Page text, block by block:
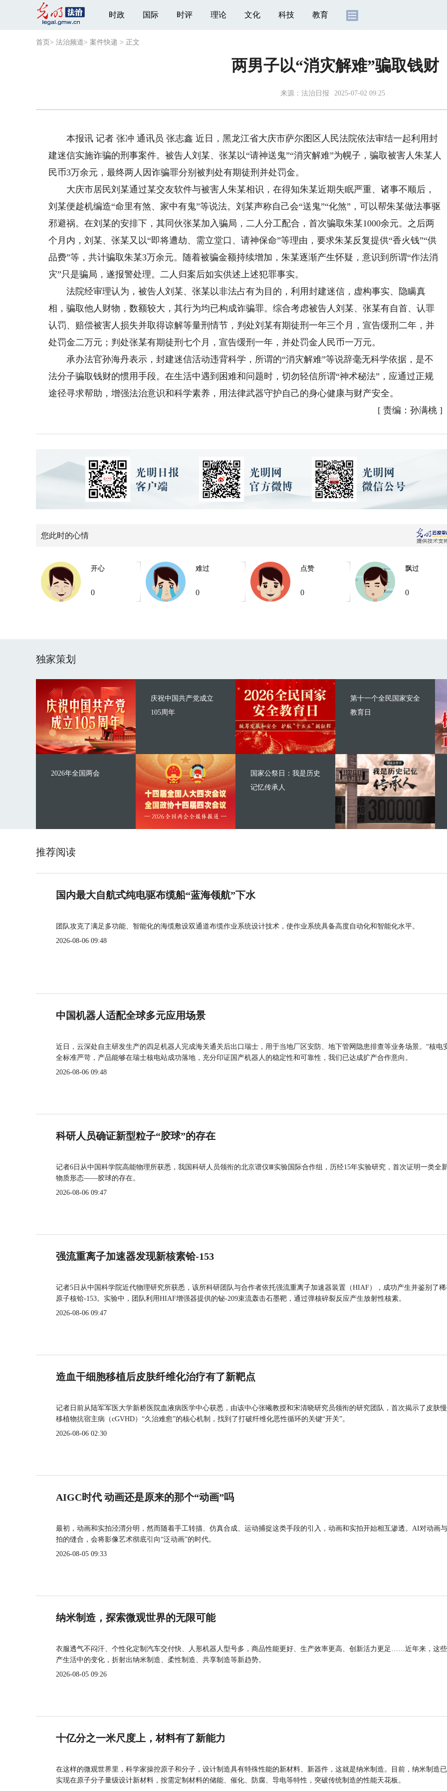
时政 国际 时评 理论 文化 科技 教育
首页 > 法治频道> 案件快递 > 正文
两男子以“消灾解难”骗取钱财
来源： 法治日报 2025-07-02 09:25
本报讯 记者 张冲 通讯员 张志鑫 近日，黑龙江省大庆市萨尔图区人民法院依法审结一起利用封
建迷信实施诈骗的刑事案件。被告人刘某、张某以“请神送鬼”“消灾解难”为幌子，骗取被害人朱某人
民币3万余元，最终两人因诈骗罪分别被判处有期徒刑并处罚金。
大庆市居民刘某通过某交友软件与被害人朱某相识，在得知朱某近期失眠严重、诸事不顺后，
刘某便趁机编造“命里有煞、家中有鬼”等说法。刘某声称自己会“送鬼”“化煞”，可以帮朱某做法事驱
邪避祸。在刘某的安排下，其同伙张某加入骗局，二人分工配合，首次骗取朱某1000余元。之后两
个月内，刘某、张某又以“即将遭劫、需立堂口、请神保命”等理由，要求朱某反复提供“香火钱”“供
品费”等，共计骗取朱某3万余元。随着被骗金额持续增加，朱某逐渐产生怀疑，意识到所谓“作法消
灾”只是骗局，遂报警处理。二人归案后如实供述上述犯罪事实。
法院经审理认为，被告人刘某、张某以非法占有为目的，利用封建迷信，虚构事实、隐瞒真
相，骗取他人财物，数额较大，其行为均已构成诈骗罪。综合考虑被告人刘某、张某有自首、认罪
认罚、赔偿被害人损失并取得谅解等量刑情节，判处刘某有期徒刑一年三个月，宣告缓刑二年，并
处罚金二万元；判处张某有期徒刑七个月，宣告缓刑一年，并处罚金人民币一万元。
承办法官孙海丹表示，封建迷信活动违背科学，所谓的“消灾解难”等说辞毫无科学依据，是不
法分子骗取钱财的惯用手段。在生活中遇到困难和问题时，切勿轻信所谓“神术秘法”，应通过正规
途径寻求帮助，增强法治意识和科学素养，用法律武器守护自己的身心健康与财产安全。
[ 责编：孙满桃]
您此时的心情
开心
0
难过
0
点赞
0
飘过
0
独家策划
庆祝中国共产党成立
105周年
2026年全国两会
第十一个全民国家安全
教育日
国家公祭日：我是历史
记忆传承人
推荐阅读
国内最大自航式纯电驱布缆船“蓝海领航”下水
团队攻克了满足多功能、智能化的海缆敷设双通道布缆作业系统设计技术，使作业系统具备高度自动化和智能化水平。
2026-08-06 09:48
中国机器人适配全球多元应用场景
近日，云深处自主研发生产的四足机器人完成海关通关后出口瑞士，用于当地厂区安防、地下管网隐患排查等业务场景。“核电
全标准严苛，产品能够在瑞士核电站成功落地，充分印证国产机器人的稳定性和可靠性，我们已达成扩产合作意向。
2026-08-06 09:48
科研人员确证新型粒子“胶球”的存在
记者6日从中国科学院高能物理所获悉，我国科研人员领衔的北京谱仪Ⅲ实验国际合作组，历经15年实验研究，首次证明一类全
物质形态——胶球的存在。
2026-08-06 09:47
强流重离子加速器发现新核素铪-153
记者5日从中国科学院近代物理研究所获悉，该所科研团队与合作者依托强流重离子加速器装置（HIAF），成功产生并鉴别了
原子核铪-153。实验中，团队利用HIAF增强器提供的铋-209束流轰击石墨靶，通过弹核碎裂反应产生放射性核素。
2026-08-06 09:47
造血干细胞移植后皮肤纤维化治疗有了新靶点
记者日前从陆军军医大学新桥医院血液病医学中心获悉，由该中心张曦教授和宋清晓研究员领衔的研究团队，首次揭示了皮肤
移植物抗宿主病（cGVHD）“久治难愈”的核心机制，找到了打破纤维化恶性循环的关键“开关”。
2026-08-06 02:30
AIGC时代 动画还是原来的那个“动画”吗
最初，动画和实拍泾渭分明，然而随着手工转描、仿真合成、运动捕捉这类手段的引入，动画和实拍开始相互渗透。AI对动画
拍的缝合，会将影像艺术彻底引向“泛动画”的时代。
2026-08-05 09:33
纳米制造，探索微观世界的无限可能
衣服透气不闷汗、个性化定制汽车交付快、人形机器人型号多，商品性能更好、生产效率更高、创新活力更足……近年来，这
产生活中的变化，折射出纳米制造、柔性制造、共享制造等新趋势。
2026-08-05 09:26
十亿分之一米尺度上，材料有了新能力
在这样的微观世界里，科学家操控原子和分子，设计制造具有特殊性能的新材料、新器件，这就是纳米制造。目前，纳米制造
实现在原子分子量级设计新材料，按需定制材料的储能、催化、防腐、导电等特性，突破传统制造的性能天花板。